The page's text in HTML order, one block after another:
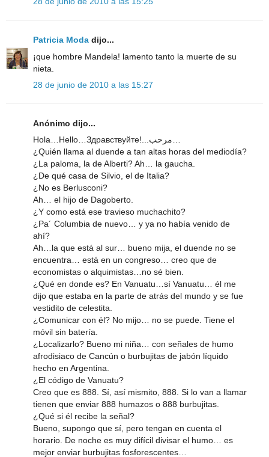
Patricia Moda dijo...
¡que hombre Mandela! lamento tanto la muerte de su
nieta.
28 de junio de 2010 a las 15:27
Anónimo dijo...
¿Quién llama al duende a tan altas horas del mediodía?
¿La paloma, la de Alberti? Ah… la gaucha.
¿De qué casa de Silvio, el de Italia?
¿No es Berlusconi?
Ah… el hijo de Dagoberto.
¿Y como está ese travieso muchachito?
¿Pa´ Columbia de nuevo… y ya no había venido de
ahí?
Ah…la que está al sur… bueno mija, el duende no se
encuentra… está en un congreso… creo que de
economistas o alquimistas…no sé bien.
¿Qué en donde es? En Vanuatu…sí Vanuatu… él me
dijo que estaba en la parte de atrás del mundo y se fue
vestidito de celestita.
¿Comunicar con él? No mijo… no se puede. Tiene el
móvil sin batería.
¿Localizarlo? Bueno mi niña… con señales de humo
afrodisiaco de Cancún o burbujitas de jabón líquido
hecho en Argentina.
¿El código de Vanuatu?
Creo que es 888. Sí, así mismito, 888. Si lo van a llamar
tienen que enviar 888 humazos o 888 burbujitas.
¿Qué si él recibe la señal?
Bueno, supongo que sí, pero tengan en cuenta el
horario. De noche es muy difícil divisar el humo… es
mejor enviar burbujitas fosforescentes…